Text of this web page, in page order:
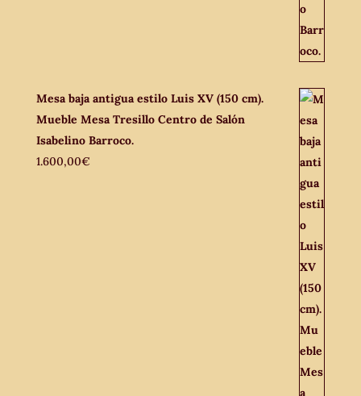
Mesa baja antigua estilo Luis XV (150 cm).
Mueble Mesa Tresillo Centro de Salón
Isabelino Barroco.
1.600,00€